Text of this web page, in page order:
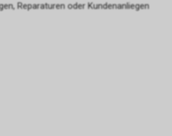
Reparaturen oder Kundenanliegen